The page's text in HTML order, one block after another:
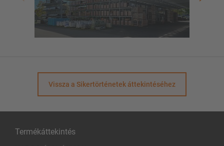
Vissza a Sikertörténetek áttekintéséhez
Termékáttekintés